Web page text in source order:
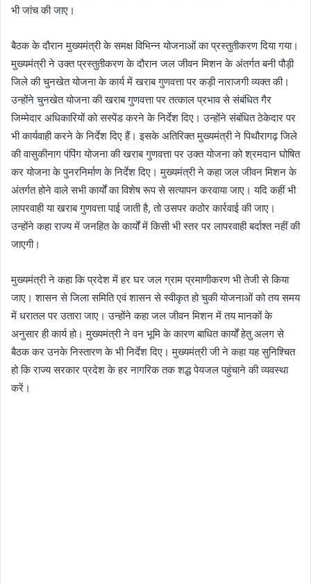
भी जांच की जाए।
बैठक के दौरान मुख्यमंत्री के समक्ष विभिन्न योजनाओं का प्रस्तुतीकरण दिया गया।
मुख्यमंत्री ने उक्त प्रस्तुतीकरण के दौरान जल जीवन मिशन के अंतर्गत बनी पौड़ी
जिले की चुनखेत योजना के कार्य में खराब गुणवत्ता पर कड़ी नाराजगी व्यक्त की।
उन्होंने चुनखेत योजना की खराब गुणवत्ता पर तत्काल प्रभाव से संबंधित गैर
जिम्मेदार अधिकारियों को सस्पेंड करने के निर्देश दिए। उन्होंने संबंधित ठेकेदार पर
भी कार्यवाही करने के निर्देश दिए हैं। इसके अतिरिक्त मुख्यमंत्री ने पिथौरागढ़ जिले
की वासुकीनाग पंपिंग योजना की खराब गुणवत्ता पर उक्त योजना को श्रमदान घोषित
कर योजना के पुनरनिर्माण के निर्देश दिए। मुख्यमंत्री ने कहा जल जीवन मिशन के
अंतर्गत होने वाले सभी कार्यों का विशेष रूप से सत्यापन करवाया जाए। यदि कहीं भी
लापरवाही या खराब गुणवत्ता पाई जाती है, तो उसपर कठोर कार्रवाई की जाए।
उन्होंने कहा राज्य में जनहित के कार्यों में किसी भी स्तर पर लापरवाही बर्दाश्त नहीं की
जाएगी।
मुख्यमंत्री ने कहा कि प्रदेश में हर घर जल ग्राम प्रमाणीकरण भी तेजी से किया
जाए। शासन से जिला समिति एवं शासन से स्वीकृत हो चुकी योजनाओं को तय समय
में धरातल पर उतारा जाए। उन्होंने कहा जल जीवन मिशन में तय मानकों के
अनुसार ही कार्य हो। मुख्यमंत्री ने वन भूमि के कारण बाधित कार्यों हेतु अलग से
बैठक कर उनके निस्तारण के भी निर्देश दिए। मुख्यमंत्री जी ने कहा यह सुनिश्चित
हो कि राज्य सरकार प्रदेश के हर नागरिक तक शद्ध पेयजल पहुंचाने की व्यवस्था
करें।